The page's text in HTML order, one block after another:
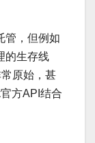
管，但例如
的生存线
原始，甚
方API结合